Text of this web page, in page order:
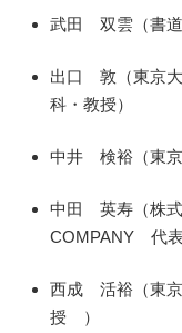
武田 双雲（書道
出口 敦（東京
科・教授）
中井 検裕（東京
中田 英寿（株式
COMPANY 代表
西成 活裕（東
授 ）